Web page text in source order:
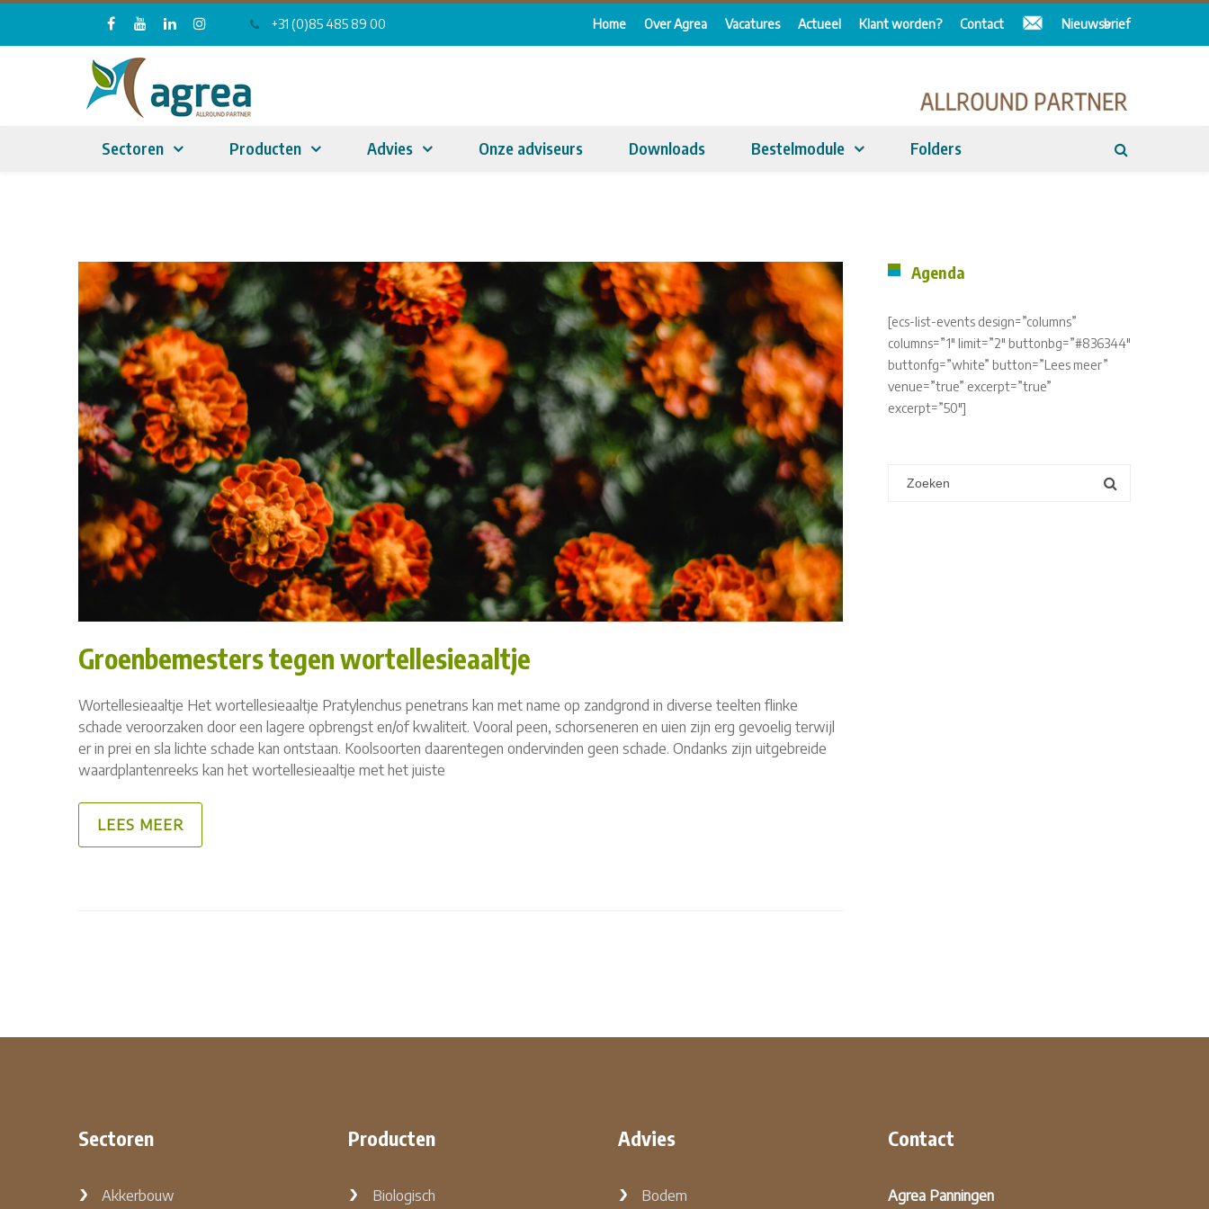
+31 (0)85 485 89 00 Home Over Agrea Vacatures Actueel Klant worden? Contact Nieuwsbrief
Sectoren Producten Advies Onze adviseurs Downloads Bestelmodule Folders
Groenbemesters tegen wortellesieaaltje
Wortellesieaaltje Het wortellesieaaltje Pratylenchus penetrans kan met name op zandgrond in diverse teelten flinke
schade veroorzaken door een lagere opbrengst en/of kwaliteit. Vooral peen, schorseneren en uien zijn erg gevoelig terwijl
er in prei en sla lichte schade kan ontstaan. Koolsoorten daarentegen ondervinden geen schade. Ondanks zijn uitgebreide
waardplantenreeks kan het wortellesieaaltje met het juiste
LEES MEER
Agenda
[ecs-list-events design=”columns”
columns=”1″ limit=”2″ buttonbg=”#836344″
buttonfg=”white” button=”Lees meer”
venue=”true” excerpt=”true”
excerpt=”50″]
Sectoren
Akkerbouw
Producten
Biologisch
Advies
Bodem
Contact
Agrea Panningen